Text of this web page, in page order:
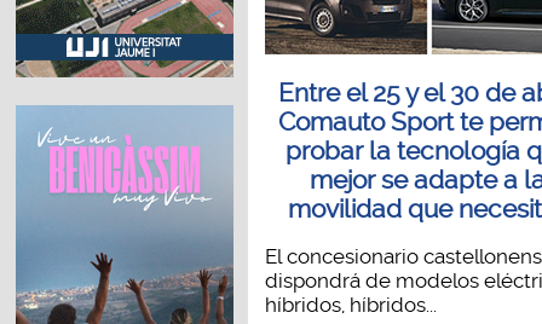
Entre el 25 y el 30 de
Comauto Sport te
probar la tecnología
mejor se adapte a
movilidad que
El concesionario
dispondrá de modelos
híbridos, híbridos...